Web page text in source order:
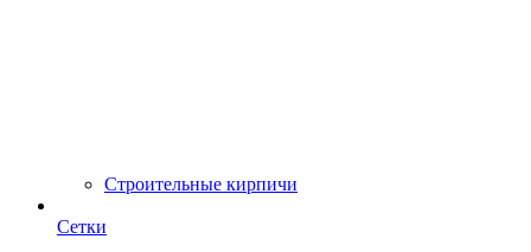
Строительные кирпичи
Сетки